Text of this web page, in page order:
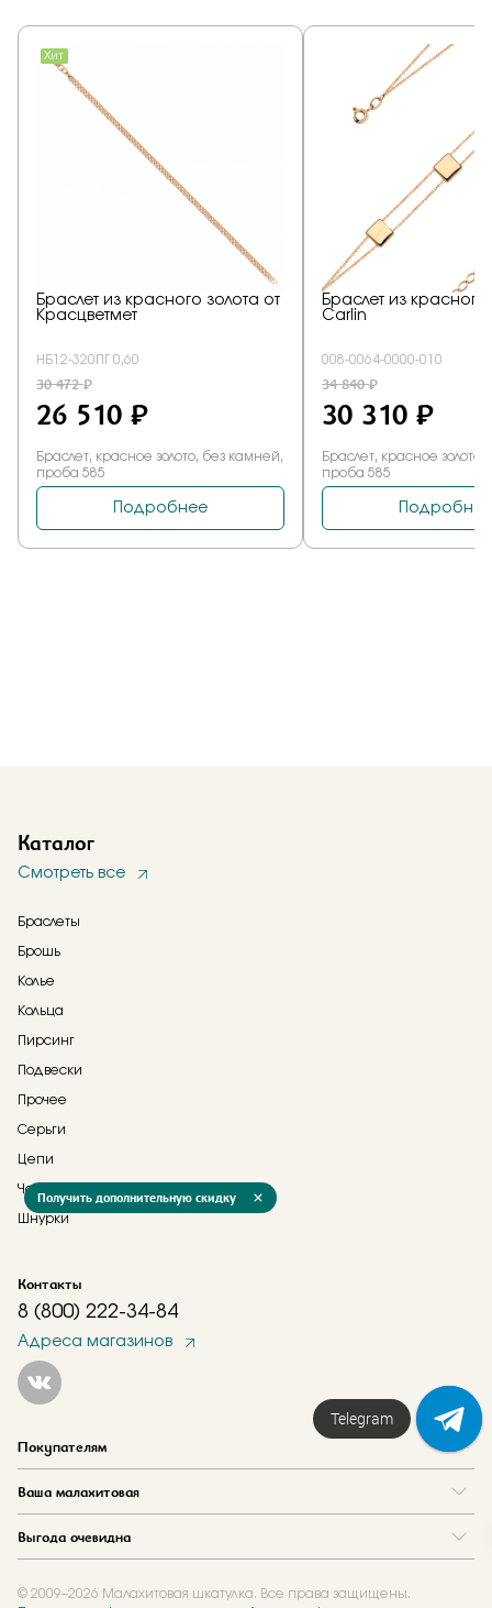
Каталог
Смотреть все
Браслеты
Брошь
Колье
Кольца
Пирсинг
Подвески
Прочее
Серьги
Цепи
Часы
Шнурки
Контакты
8 (800) 222-34-84
Адреса магазинов
Покупателям
Ваша малахитовая
Где купить
Новости
Выгода очевидна
Акции
© 2009–2026 Малахитовая шкатулка. Все права защищены.
Получить дополнительную скидку
Telegram